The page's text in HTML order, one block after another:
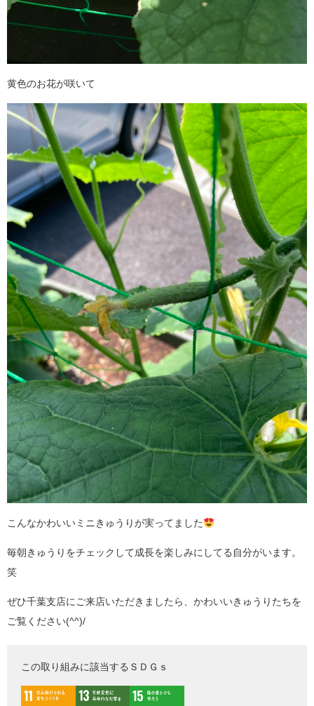
黄色のお花が咲いて
こんなかわいいミニきゅうりが実ってました
毎朝きゅうりをチェックして成長を楽しみにしてる自分がいます。
笑
ぜひ千葉支店にご来店いただきましたら、かわいいきゅうりたちを
ご覧ください(^^)/
この取り組みに該当するＳＤＧｓ